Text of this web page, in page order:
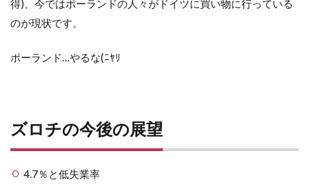
得)、今ではポーランドの人々がドイツに買い物に行っている
のが現状です。
ポーランド…やるな(ﾆﾔﾘ
ズロチの今後の展望
4.7％と低失業率